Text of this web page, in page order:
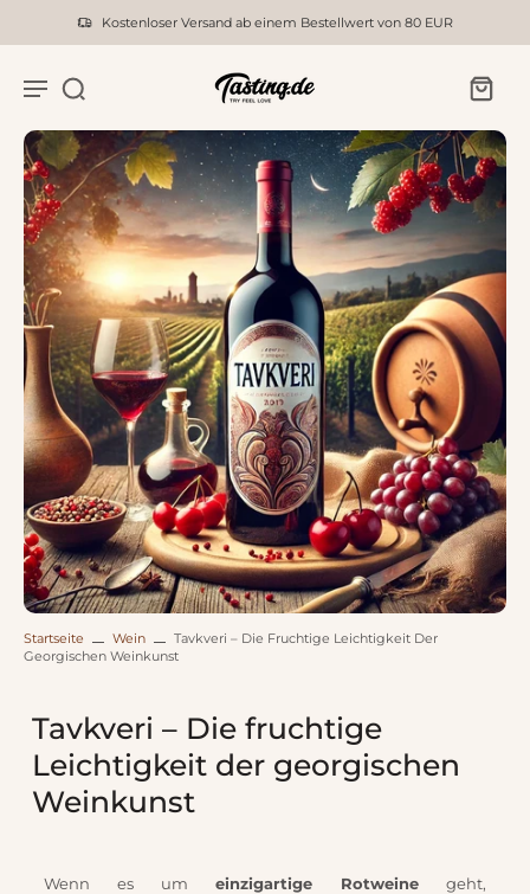
Kostenloser Versand ab einem Bestellwert von 80 EUR
Startseite Wein
Tavkveri – Die Fruchtige Leichtigkeit Der
Georgischen Weinkunst
Tavkveri – Die fruchtige
Leichtigkeit der georgischen
Weinkunst
Wenn es um einzigartige Rotweine
geht,